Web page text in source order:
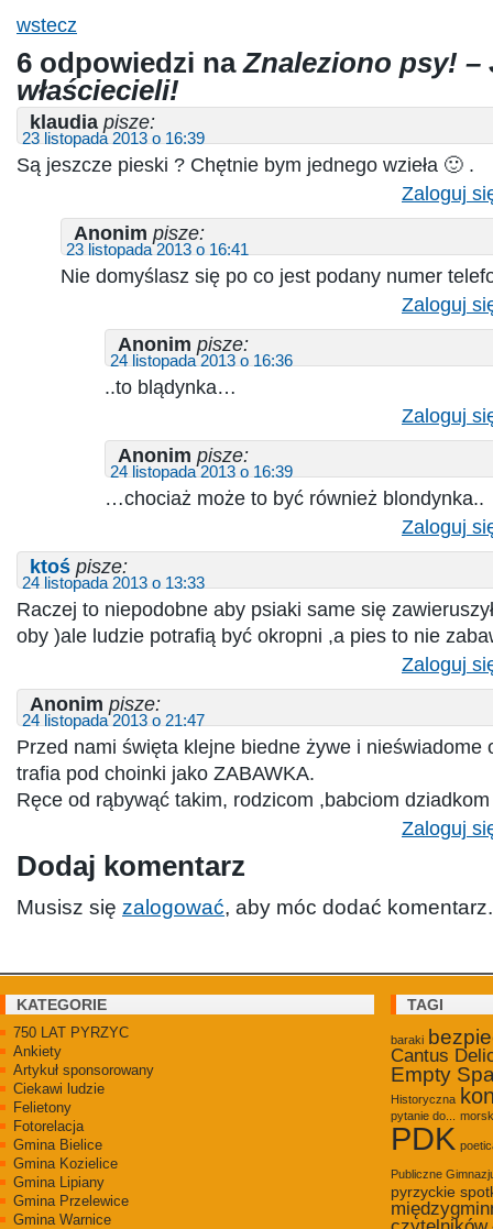
wstecz
6 odpowiedzi naZnaleziono psy! –
właściecieli!
klaudia pisze:
23 listopada 2013 o 16:39
Są jeszcze pieski ? Chętnie bym jednego wzieła 🙂 .
Zaloguj
Anonim pisze:
23 listopada 2013 o 16:41
Nie domyślasz się po co jest podany numer
Zaloguj
Anonim pisze:
24 listopada 2013 o 16:36
..to blądynka…
Zaloguj
Anonim pisze:
24 listopada 2013 o 16:39
…chociaż może to być również blondynka..
Zaloguj
ktoś pisze:
24 listopada 2013 o 13:33
Raczej to niepodobne aby psiaki same się
oby )ale ludzie potrafią być okropni ,a pies to nie
Zaloguj
Anonim pisze:
24 listopada 2013 o 21:47
Przed nami święta klejne biedne żywe i nieświadome
trafia pod choinki jako ZABAWKA.
Ręce od rąbywąć takim, rodzicom ,babciom dziadkom
Zaloguj
Dodaj komentarz
Musisz się zalogować, aby móc dodać komentarz.
KATEGORIE
750 LAT PYRZYC
Ankiety
Artykuł sponsorowany
Ciekawi ludzie
Felietony
Fotorelacja
Gmina Bielice
Gmina Kozielice
Gmina Lipiany
Gmina Przelewice
Gmina Warnice
TAGI
baraki
Cantus
Empty
Historyczna
pytanie do...
PDK
Publiczne
pyrzyckie